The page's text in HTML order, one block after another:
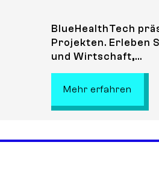
BlueHealthTech
Projekten. Erleben
und Wirtschaft,...
Mehr erfahren